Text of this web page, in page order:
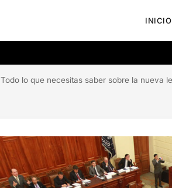
INICIO
Todo lo que necesitas saber sobre la nueva